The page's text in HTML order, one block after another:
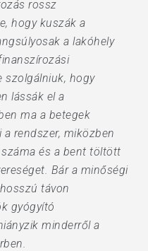
rossz
hogy kuszák a
a lakóhely
szolgálniuk, hogy
lássák el a
ma a betegek
rendszer, miközben
és a bent töltött
Bár a minőségi
távon
gyógyító
minderről a